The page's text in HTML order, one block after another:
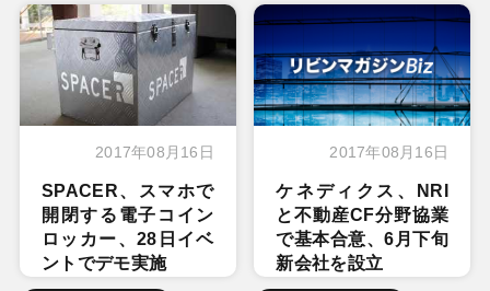
2017年08月16日
SPACER、スマホで
開閉する電子コイン
ロッカー、28日イベ
ントでデモ実施
2017年08月16日
ケネディクス、NRI
と不動産CF分野協業
で基本合意、6月下旬
新会社を設立